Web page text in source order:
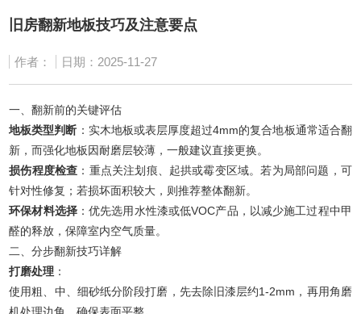
旧房翻新地板技巧及注意要点
作者： 日期：2025-11-27
一、翻新前的关键评估
地板类型判断 ：实木地板或表层厚度超过4mm的复合地板通常适合翻
新，而强化地板因耐磨层较薄，一般建议直接更换。
损伤程度检查 ：重点关注划痕、起拱或霉变区域。若为局部问题，可
针对性修复；若损坏面积较大，则推荐整体翻新。
环保材料选择：优先选用水性漆或低VOC产品，以减少施工过程中甲
醛的释放，保障室内空气质量。
二、分步翻新技巧详解
打磨处理 ：
使用粗、中、细砂纸分阶段打磨，先去除旧漆层约1-2mm，再用角磨